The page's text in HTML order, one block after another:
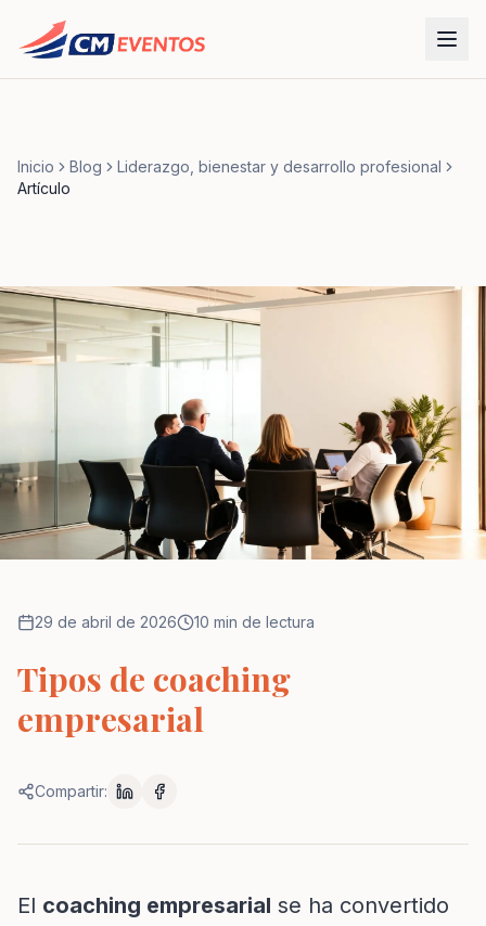
Inicio Blog
Liderazgo, bienestar y desarrollo profesional
Artículo
29 de abril de 2026 10 min de lectura
Tipos de coaching
empresarial
Compartir:
El coaching empresarial se ha convertido